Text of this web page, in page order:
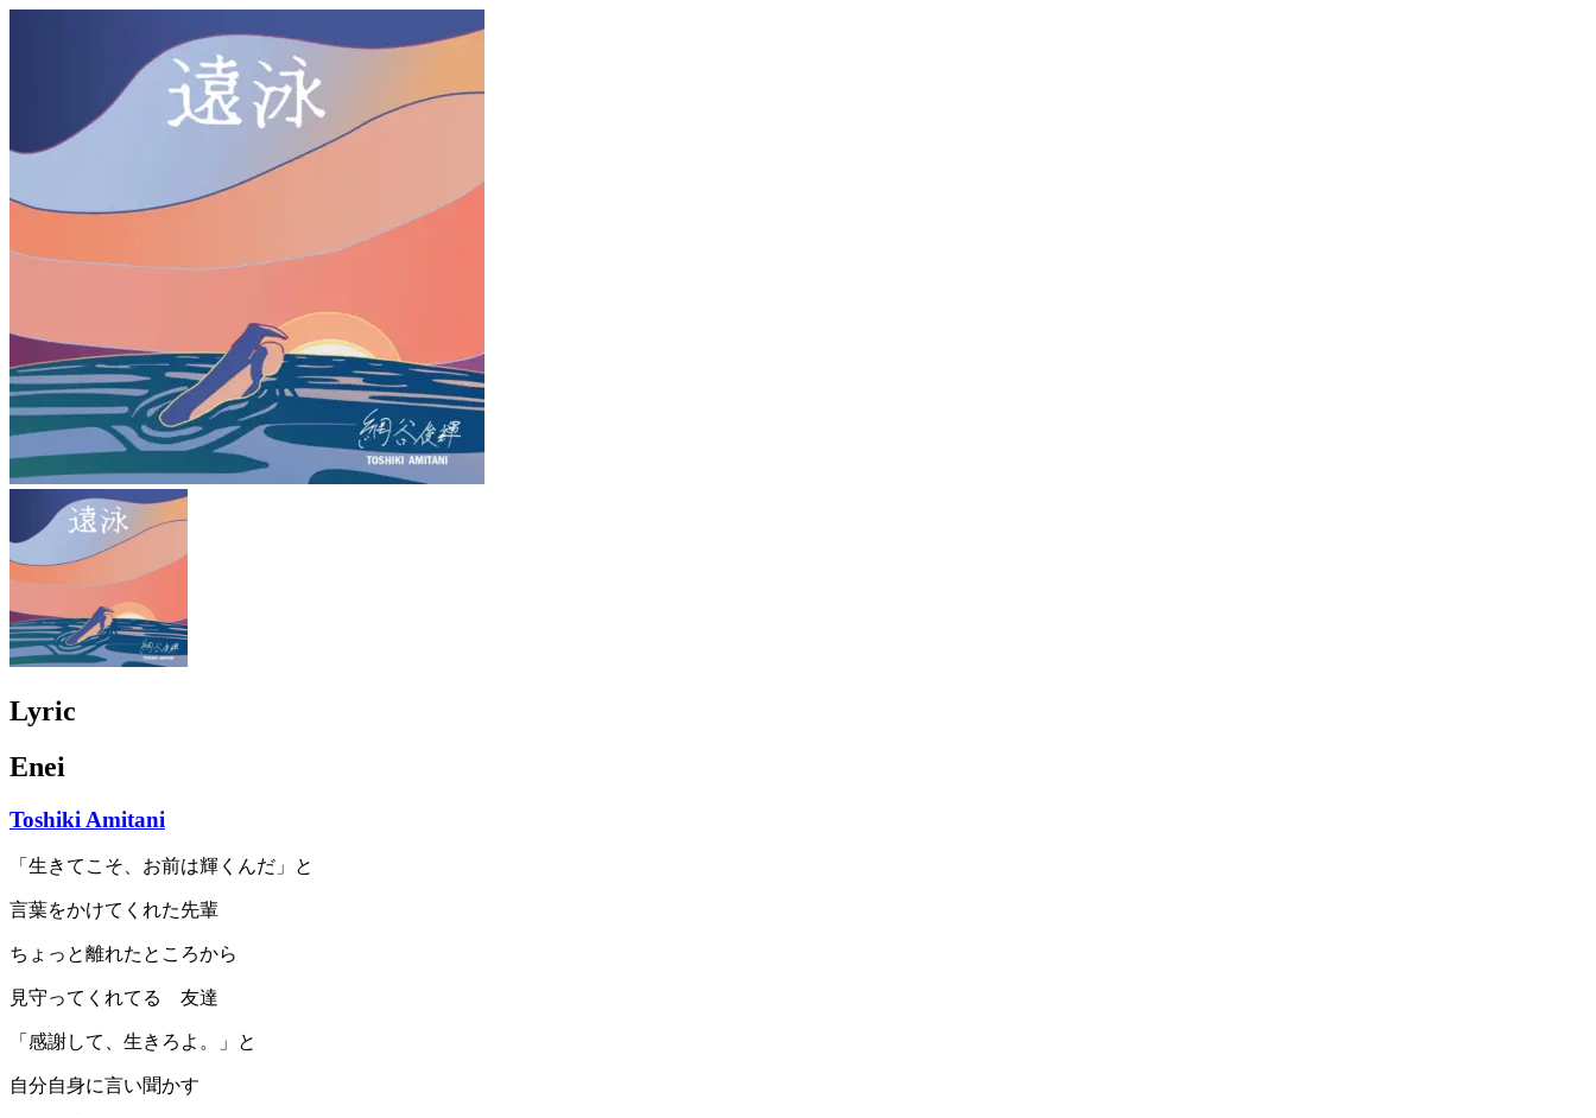
Lyric
Enei
Toshiki Amitani
「生きてこそ、お前は輝くんだ」と
言葉をかけてくれた先輩
ちょっと離れたところから
見守ってくれてる 友達
「感謝して、生きろよ。」と
自分自身に言い聞かす